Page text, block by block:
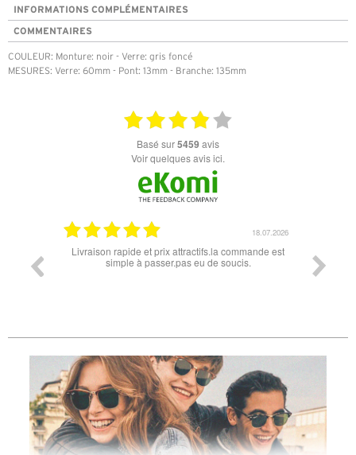
INFORMATIONS COMPLÉMENTAIRES
COMMENTAIRES
COULEUR: Monture: noir - Verre: gris foncé
MESURES: Verre: 60mm - Pont: 13mm - Branche: 135mm
basé sur5459 avis
Voir quelques avis ici.
18.07.2026
Livraison rapide et prix attractifs.la commande est
simple à passer.pas eu de soucis.